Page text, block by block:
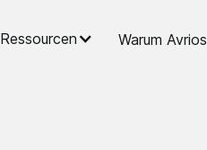
Ressourcen Warum Avrios